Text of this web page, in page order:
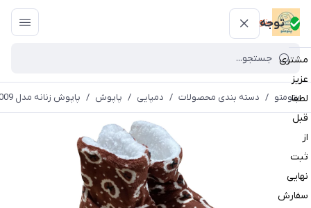
توجه
مشتری
عزیز
لطفا
قبل
از
ثبت
نهایی
سفارش
پتومتو
پتومتو / دسته بندی محصولات / دمپایی / پاپوش / پاپوش زنانه مدل PA2009